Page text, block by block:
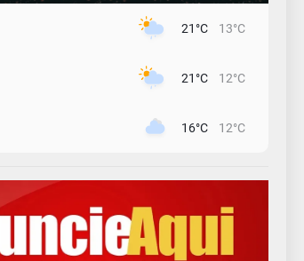
21°C 13°C
21°C 12°C
16°C 12°C
15°C 11°C